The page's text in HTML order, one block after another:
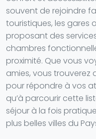
souvent de rejoindre
touristiques, les gares
proposant des
chambres
proximité. Que vous
amies, vous trouverez
pour répondre à vos
qu’à parcourir cette
séjour à la fois
plus belles villes du